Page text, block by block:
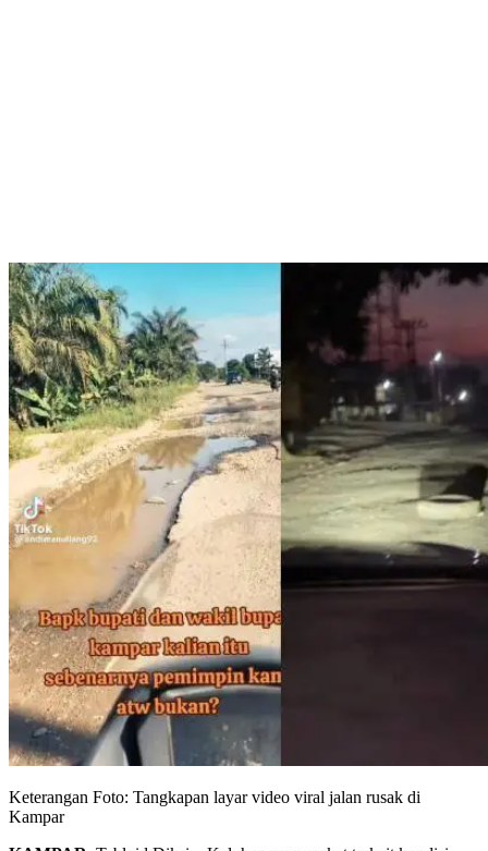
Keterangan Foto: Tangkapan layar video viral jalan rusak di
Kampar